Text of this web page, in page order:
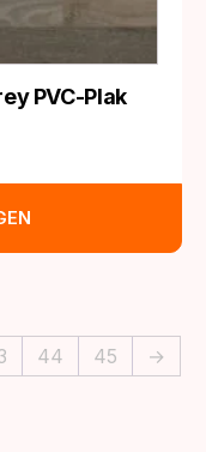
PVC-Plak
44 45 →